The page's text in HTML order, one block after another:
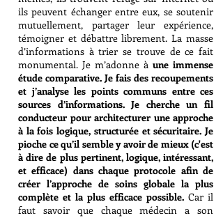
ils peuvent échanger entre eux, se soutenir
mutuellement, partager leur expérience,
témoigner et débattre librement. La masse
d’informations à trier se trouve de ce fait
monumental. Je m’adonne à une immense
étude comparative. Je fais des recoupements
et j’analyse les points communs entre ces
sources d’informations. Je cherche un fil
conducteur pour architecturer une approche
à la fois logique, structurée et sécuritaire. Je
pioche ce qu’il semble y avoir de mieux (c'est
à dire de plus pertinent, logique, intéressant,
et efficace) dans chaque protocole afin de
créer l’approche de soins globale la plus
complète et la plus efficace possible. Car il
faut savoir que chaque médecin a son